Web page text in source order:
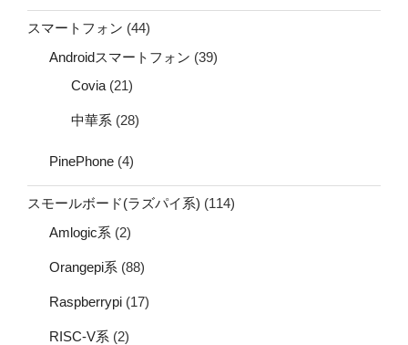
スマートフォン (44)
Androidスマートフォン (39)
Covia (21)
中華系 (28)
PinePhone (4)
スモールボード(ラズパイ系) (114)
Amlogic系 (2)
Orangepi系 (88)
Raspberrypi (17)
RISC-V系 (2)